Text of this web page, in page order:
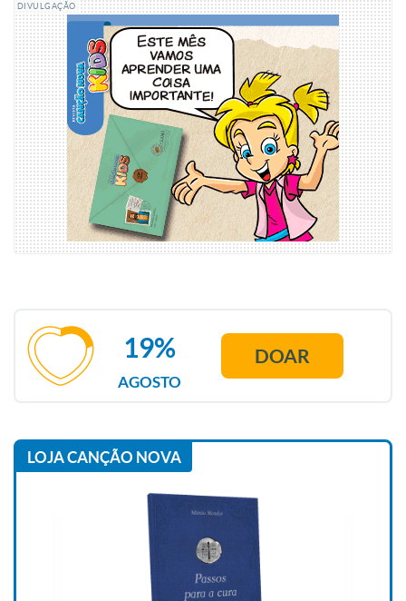
DIVULGAÇÃO
AGOSTO
19% DOAR
LOJA CANÇÃO NOVA